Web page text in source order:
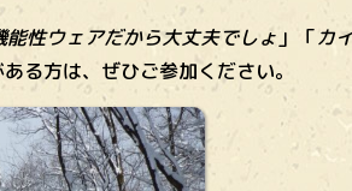
能性ウェアだから大丈夫でしょ 」「カ
る方は、ぜひご参加ください。